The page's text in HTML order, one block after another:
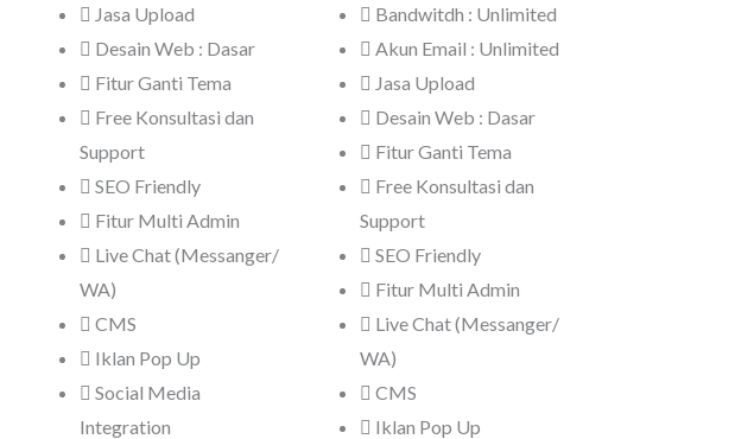
Jasa Upload
Desain Web : Dasar
Fitur Ganti Tema
Free Konsultasi dan
Support
SEO Friendly
Fitur Multi Admin
Live Chat (Messanger/
WA)
CMS
Iklan Pop Up
Social Media
Integration
Bandwitdh : Unlimited
Akun Email : Unlimited
Jasa Upload
Desain Web : Dasar
Fitur Ganti Tema
Free Konsultasi dan
Support
SEO Friendly
Fitur Multi Admin
Live Chat (Messanger/
WA)
CMS
Iklan Pop Up